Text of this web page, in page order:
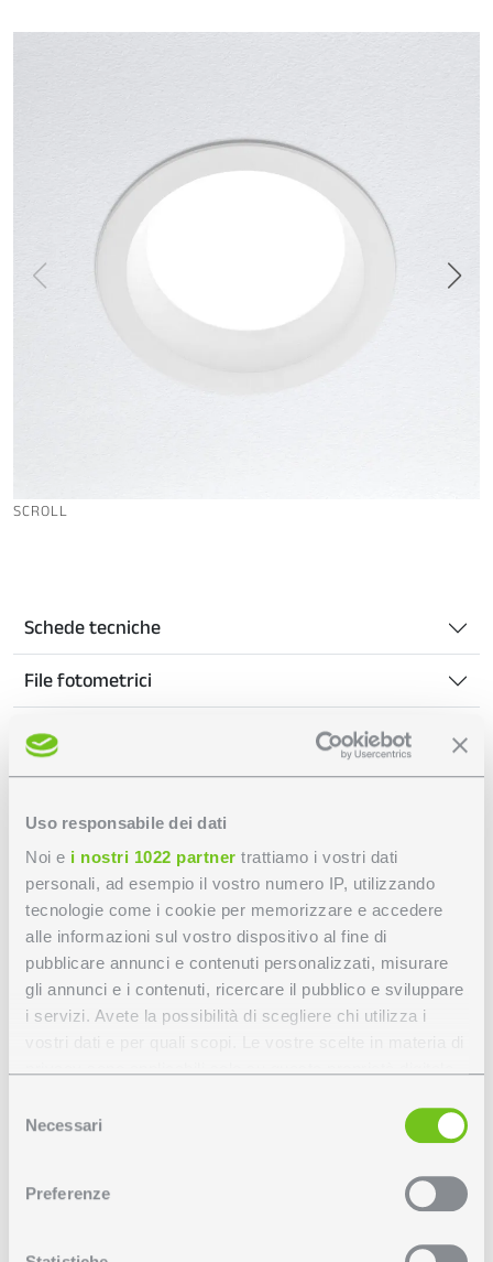
Uso responsabile dei dati
Noi e i nostri 1022 partner trattiamo i vostri dati
personali, ad esempio il vostro numero IP, utilizzando
tecnologie come i cookie per memorizzare e accedere
alle informazioni sul vostro dispositivo al fine di
pubblicare annunci e contenuti personalizzati, misurare
gli annunci e i contenuti, ricercare il pubblico e sviluppare
i servizi. Avete la possibilità di scegliere chi utilizza i
modificare o revocare il proprio consenso in qualsiasi
momento dalla Dichiarazione sui cookie o facendo clic
raccogliere informazioni sulla tua posizione
delNecessari
Preferenze
SCROLL
Schede tecniche
File fotometrici
Foglio istruzioni
Dispositivi gestione luce
Personalizza IVY Ø145
VETRO SATINATO
Per configurare il tuo ordine, seleziona le opzioni
disponibili per colori e caratteristiche tecniche.